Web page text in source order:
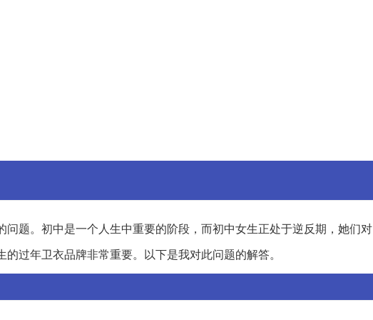
问题。初中是一个人生中重要的阶段，而初中女生正处于逆反期，她们对
过年卫衣品牌非常重要。以下是我对此问题的解答。